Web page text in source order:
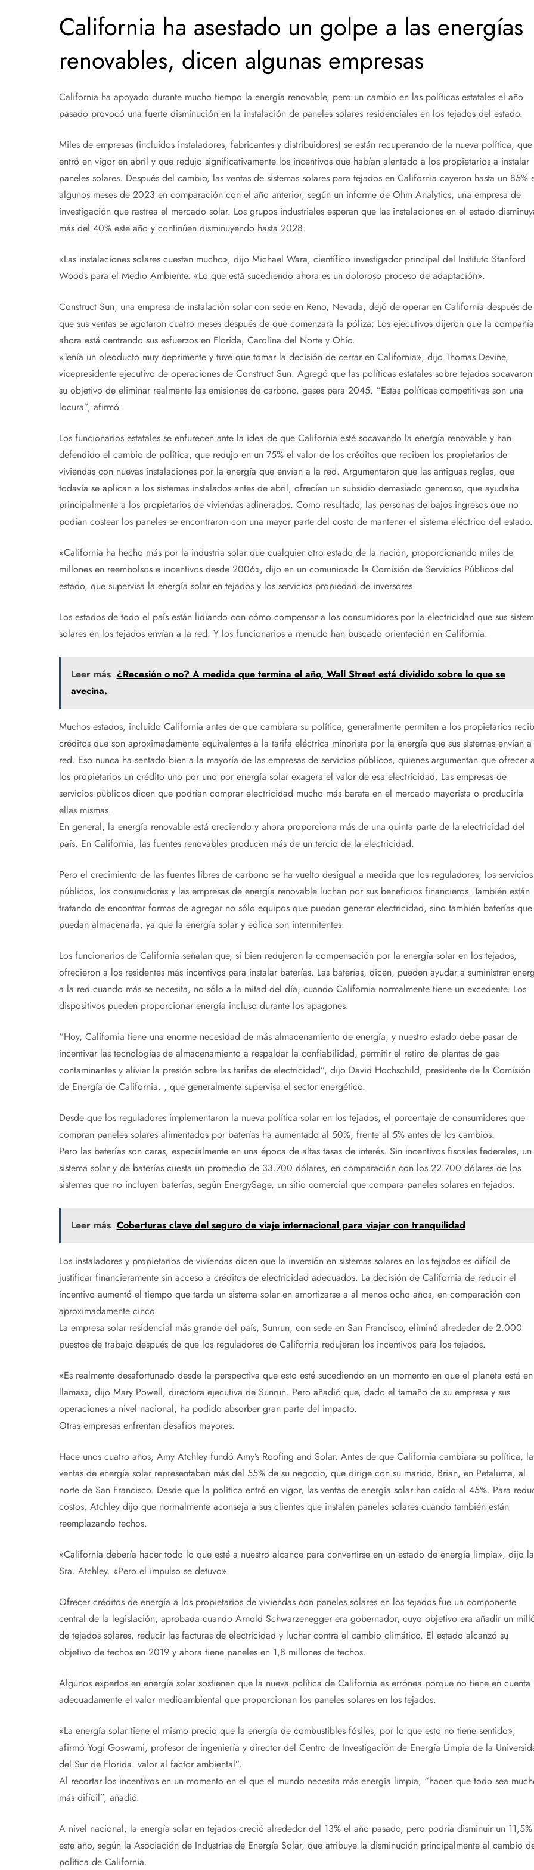
California ha asestado un golpe a las energías
renovables, dicen algunas empresas
California ha apoyado durante mucho tiempo la energía renovable, pero un cambio en las políticas estatales el año
pasado provocó una fuerte disminución en la instalación de paneles solares residenciales en los tejados del estado.
Miles de empresas (incluidos instaladores, fabricantes y distribuidores) se están recuperando de la nueva política, que
entró en vigor en abril y que redujo significativamente los incentivos que habían alentado a los propietarios a instalar
paneles solares. Después del cambio, las ventas de sistemas solares para tejados en California cayeron hasta un 85%
algunos meses de 2023 en comparación con el año anterior, según un informe de Ohm Analytics, una empresa de
investigación que rastrea el mercado solar. Los grupos industriales esperan que las instalaciones en el estado
más del 40% este año y continúen disminuyendo hasta 2028.
«Las instalaciones solares cuestan mucho», dijo Michael Wara, científico investigador principal del Instituto Stanford
Woods para el Medio Ambiente. «Lo que está sucediendo ahora es un doloroso proceso de adaptación».
Construct Sun, una empresa de instalación solar con sede en Reno, Nevada, dejó de operar en California después de
que sus ventas se agotaron cuatro meses después de que comenzara la póliza; Los ejecutivos dijeron que la compañía
ahora está centrando sus esfuerzos en Florida, Carolina del Norte y Ohio.
«Tenía un oleoducto muy deprimente y tuve que tomar la decisión de cerrar en California», dijo Thomas Devine,
vicepresidente ejecutivo de operaciones de Construct Sun. Agregó que las políticas estatales sobre tejados socavaron
su objetivo de eliminar realmente las emisiones de carbono. gases para 2045. “Estas políticas competitivas son una
locura”, afirmó.
Los funcionarios estatales se enfurecen ante la idea de que California esté socavando la energía renovable y han
defendido el cambio de política, que redujo en un 75% el valor de los créditos que reciben los propietarios de
viviendas con nuevas instalaciones por la energía que envían a la red. Argumentaron que las antiguas reglas, que
todavía se aplican a los sistemas instalados antes de abril, ofrecían un subsidio demasiado generoso, que ayudaba
principalmente a los propietarios de viviendas adinerados. Como resultado, las personas de bajos ingresos que no
podían costear los paneles se encontraron con una mayor parte del costo de mantener el sistema eléctrico del estado.
«California ha hecho más por la industria solar que cualquier otro estado de la nación, proporcionando miles de
millones en reembolsos e incentivos desde 2006», dijo en un comunicado la Comisión de Servicios Públicos del
estado, que supervisa la energía solar en tejados y los servicios propiedad de inversores.
Los estados de todo el país están lidiando con cómo compensar a los consumidores por la electricidad que sus
solares en los tejados envían a la red. Y los funcionarios a menudo han buscado orientación en California.
Leer más ¿Recesión o no? A medida que termina el año, Wall Street está dividido sobre lo que se
avecina.
Muchos estados, incluido California antes de que cambiara su política, generalmente permiten a los propietarios
créditos que son aproximadamente equivalentes a la tarifa eléctrica minorista por la energía que sus sistemas envían
red. Eso nunca ha sentado bien a la mayoría de las empresas de servicios públicos, quienes argumentan que ofrecer
los propietarios un crédito uno por uno por energía solar exagera el valor de esa electricidad. Las empresas de
servicios públicos dicen que podrían comprar electricidad mucho más barata en el mercado mayorista o producirla
ellas mismas.
En general, la energía renovable está creciendo y ahora proporciona más de una quinta parte de la electricidad del
país. En California, las fuentes renovables producen más de un tercio de la electricidad.
Pero el crecimiento de las fuentes libres de carbono se ha vuelto desigual a medida que los reguladores, los servicios
públicos, los consumidores y las empresas de energía renovable luchan por sus beneficios financieros. También están
tratando de encontrar formas de agregar no sólo equipos que puedan generar electricidad, sino también baterías que
puedan almacenarla, ya que la energía solar y eólica son intermitentes.
Los funcionarios de California señalan que, si bien redujeron la compensación por la energía solar en los tejados,
ofrecieron a los residentes más incentivos para instalar baterías. Las baterías, dicen, pueden ayudar a suministrar
a la red cuando más se necesita, no sólo a la mitad del día, cuando California normalmente tiene un excedente. Los
dispositivos pueden proporcionar energía incluso durante los apagones.
“Hoy, California tiene una enorme necesidad de más almacenamiento de energía, y nuestro estado debe pasar de
incentivar las tecnologías de almacenamiento a respaldar la confiabilidad, permitir el retiro de plantas de gas
contaminantes y aliviar la presión sobre las tarifas de electricidad”, dijo David Hochschild, presidente de la Comisión
de Energía de California. , que generalmente supervisa el sector energético.
Desde que los reguladores implementaron la nueva política solar en los tejados, el porcentaje de consumidores que
compran paneles solares alimentados por baterías ha aumentado al 50%, frente al 5% antes de los cambios.
Pero las baterías son caras, especialmente en una época de altas tasas de interés. Sin incentivos fiscales federales, un
sistema solar y de baterías cuesta un promedio de 33.700 dólares, en comparación con los 22.700 dólares de los
sistemas que no incluyen baterías, según EnergySage, un sitio comercial que compara paneles solares en tejados.
Leer más Coberturas clave del seguro de viaje internacional para viajar con tranquilidad
Los instaladores y propietarios de viviendas dicen que la inversión en sistemas solares en los tejados es difícil de
justificar financieramente sin acceso a créditos de electricidad adecuados. La decisión de California de reducir el
incentivo aumentó el tiempo que tarda un sistema solar en amortizarse a al menos ocho años, en comparación con
aproximadamente cinco.
La empresa solar residencial más grande del país, Sunrun, con sede en San Francisco, eliminó alrededor de 2.000
puestos de trabajo después de que los reguladores de California redujeran los incentivos para los tejados.
«Es realmente desafortunado desde la perspectiva que esto esté sucediendo en un momento en que el planeta está en
llamas», dijo Mary Powell, directora ejecutiva de Sunrun. Pero añadió que, dado el tamaño de su empresa y sus
operaciones a nivel nacional, ha podido absorber gran parte del impacto.
Otras empresas enfrentan desafíos mayores.
Hace unos cuatro años, Amy Atchley fundó Amy’s Roofing and Solar. Antes de que California cambiara su política,
ventas de energía solar representaban más del 55% de su negocio, que dirige con su marido, Brian, en Petaluma, al
norte de San Francisco. Desde que la política entró en vigor, las ventas de energía solar han caído al 45%. Para
costos, Atchley dijo que normalmente aconseja a sus clientes que instalen paneles solares cuando también están
reemplazando techos.
«California debería hacer todo lo que esté a nuestro alcance para convertirse en un estado de energía limpia», dijo la
Sra. Atchley. «Pero el impulso se detuvo».
Ofrecer créditos de energía a los propietarios de viviendas con paneles solares en los tejados fue un componente
central de la legislación, aprobada cuando Arnold Schwarzenegger era gobernador, cuyo objetivo era añadir un
de tejados solares, reducir las facturas de electricidad y luchar contra el cambio climático. El estado alcanzó su
objetivo de techos en 2019 y ahora tiene paneles en 1,8 millones de techos.
Algunos expertos en energía solar sostienen que la nueva política de California es errónea porque no tiene en cuenta
adecuadamente el valor medioambiental que proporcionan los paneles solares en los tejados.
«La energía solar tiene el mismo precio que la energía de combustibles fósiles, por lo que esto no tiene sentido»,
afirmó Yogi Goswami, profesor de ingeniería y director del Centro de Investigación de Energía Limpia de la
del Sur de Florida. valor al factor ambiental”.
Al recortar los incentivos en un momento en el que el mundo necesita más energía limpia, “hacen que todo sea
más difícil”, añadió.
A nivel nacional, la energía solar en tejados creció alrededor del 13% el año pasado, pero podría disminuir un 11,5%
este año, según la Asociación de Industrias de Energía Solar, que atribuye la disminución principalmente al cambio
política de California.